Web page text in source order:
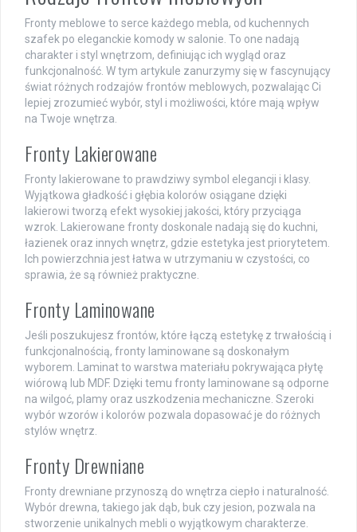
Fronty meblowe to serce każdego mebla, od kuchennych
szafek po eleganckie komody w salonie. To one nadają
charakter i styl wnętrzom, definiując ich wygląd oraz
funkcjonalność. W tym artykule zanurzymy się w fascynujący
świat różnych rodzajów frontów meblowych, pozwalając Ci
lepiej zrozumieć wybór, styl i możliwości, które mają wpływ
na Twoje wnętrza.
Fronty Lakierowane
Fronty lakierowane to prawdziwy symbol elegancji i klasy.
Wyjątkowa gładkość i głębia kolorów osiągane dzięki
lakierowi tworzą efekt wysokiej jakości, który przyciąga
wzrok. Lakierowane fronty doskonale nadają się do kuchni,
łazienek oraz innych wnętrz, gdzie estetyka jest priorytetem.
Ich powierzchnia jest łatwa w utrzymaniu w czystości, co
sprawia, że są również praktyczne.
Fronty Laminowane
Jeśli poszukujesz frontów, które łączą estetykę z trwałością i
funkcjonalnością, fronty laminowane są doskonałym
wyborem. Laminat to warstwa materiału pokrywająca płytę
wiórową lub MDF. Dzięki temu fronty laminowane są odporne
na wilgoć, plamy oraz uszkodzenia mechaniczne. Szeroki
wybór wzorów i kolorów pozwala dopasować je do różnych
stylów wnętrz.
Fronty Drewniane
Fronty drewniane przynoszą do wnętrza ciepło i naturalność.
Wybór drewna, takiego jak dąb, buk czy jesion, pozwala na
stworzenie unikalnych mebli o wyjątkowym charakterze.